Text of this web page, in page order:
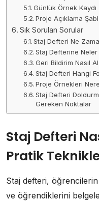
Günlük Örnek Kaydı
Proje Açıklama
Sık Sorulan Sorular
Staj Defteri Ne
Staj Defterine Neler
Geri Bildirim Nasıl
Staj Defteri Hangi
Proje Örnekleri
Staj Defteri
Gereken Noktalar
Staj Defteri
Pratik
Staj defteri,
ve öğrendiklerini